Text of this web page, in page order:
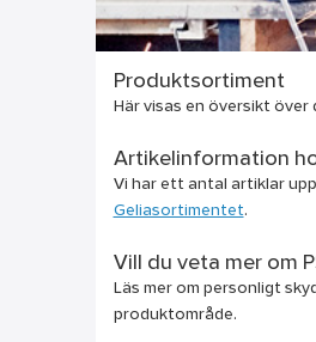
Produktsortiment
Här visas en översikt
Artikelinformation
Vi har ett antal artiklar
Geliasortimentet.
Vill du veta mer om
Läs mer om personligt
produktområde.